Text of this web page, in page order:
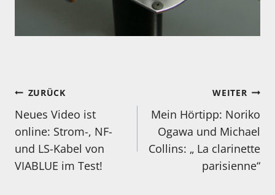
Beitragsnavigation
ZURÜCK
Neues Video ist
online: Strom-, NF-
und LS-Kabel von
VIABLUE im Test!
WEITER
Mein Hörtipp: Noriko
Ogawa und Michael
Collins: „ La clarinette
parisienne“